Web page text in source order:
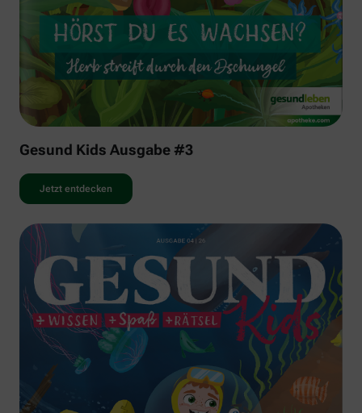
Gesund Kids Ausgabe #3
Jetzt entdecken